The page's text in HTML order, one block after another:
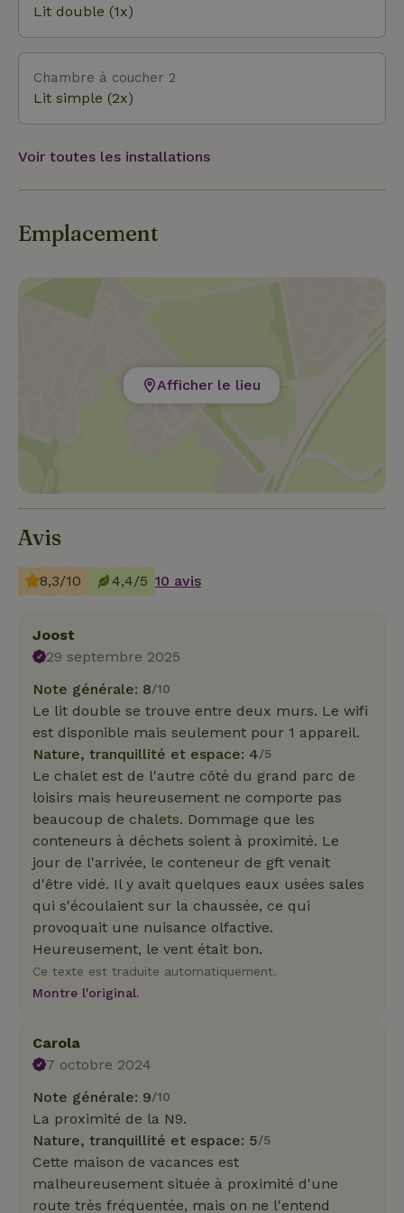
centrale. L'endroit idéal pour que petits et grands
en profitent !
Lit double (1x)
Chambre à coucher 2
Lit simple (2x)
Voir toutes les installations
Emplacement
Afficher le lieu
Avis
8,3/10 4,4/5 10 avis
Joost
29 septembre 2025
Note générale: 8/10
Le lit double se trouve entre deux murs. Le wifi
est disponible mais seulement pour 1 appareil.
Nature, tranquillité et espace: 4/5
Le chalet est de l'autre côté du grand parc de
loisirs mais heureusement ne comporte pas
beaucoup de chalets. Dommage que les
conteneurs à déchets soient à proximité. Le
jour de l'arrivée, le conteneur de gft venait
d'être vidé. Il y avait quelques eaux usées sales
qui s'écoulaient sur la chaussée, ce qui
provoquait une nuisance olfactive.
Heureusement, le vent était bon.
Ce texte est traduite automatiquement.
Montre l'original.
Carola
7 octobre 2024
Note générale: 9/10
La proximité de la N9.
Nature, tranquillité et espace: 5/5
Cette maison de vacances est
malheureusement située à proximité d'une
route très fréquentée, mais on ne l'entend